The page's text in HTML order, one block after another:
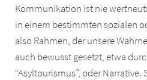
Kommunikation ist nie
in einem bestimmten sozialen
also Rahmen, der unsere
auch bewusst gesetzt, etwa
“Asyltourismus”, oder